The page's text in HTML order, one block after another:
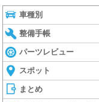
車種別
整備手帳
パーツレビュー
スポット
まとめ